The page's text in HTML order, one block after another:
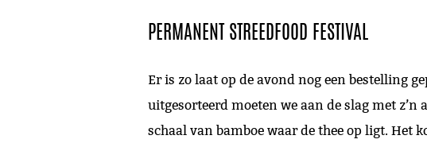
PERMANENT STREEDFOOD FESTIVAL
Er is zo laat op de avond nog een bestelling
uitgesorteerd moeten we aan de slag met
schaal van bamboe waar de thee op ligt. Het